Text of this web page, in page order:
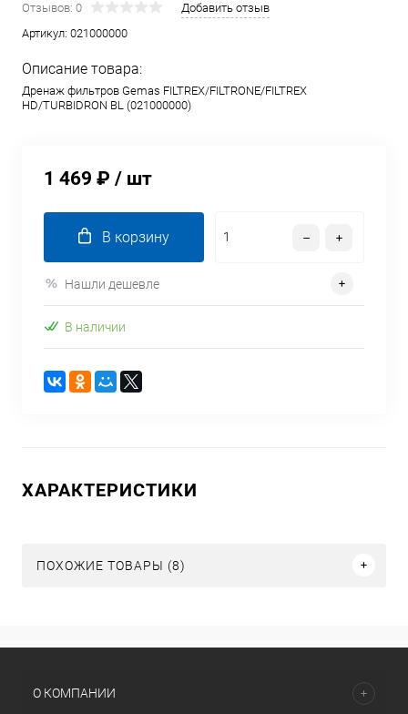
Отзывов: 0
Добавить отзыв
Артикул: 021000000
Описание товара:
Дренаж фильтров Gemas FILTREX/FILTRONE/FILTREX
HD/TURBIDRON BL (021000000)
1 469 ₽ / шт
В корзину
Нашли дешевле
В наличии
ХАРАКТЕРИСТИКИ
ПОХОЖИЕ ТОВАРЫ (8)
О КОМПАНИИ